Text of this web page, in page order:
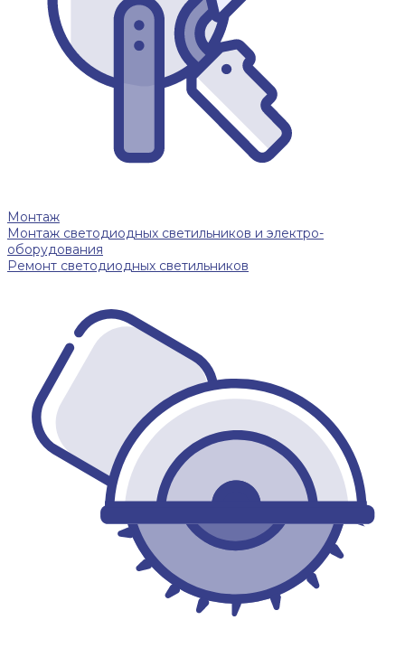
Монтаж
Монтаж светодиодных светильников и электро-
оборудования
Ремонт светодиодных светильников